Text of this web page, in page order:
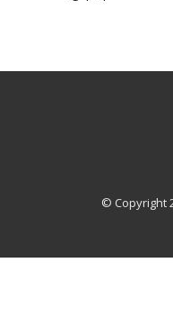
© Copyright